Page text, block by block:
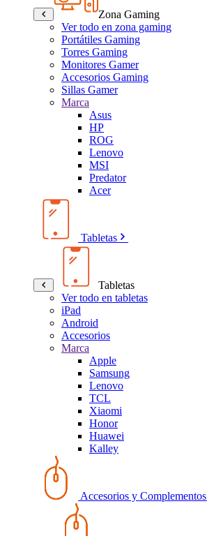
Zona Gaming
Ver todo en zona gaming
Portátiles Gaming
Torres Gaming
Monitores Gamer
Accesorios Gaming
Sillas Gamer
Marca
Asus
HP
ROG
Lenovo
MSI
Predator
Acer
Tabletas
Tabletas
Ver todo en tabletas
iPad
Android
Accesorios
Marca
Apple
Samsung
Lenovo
TCL
Xiaomi
Honor
Huawei
Kalley
Accesorios y Complementos